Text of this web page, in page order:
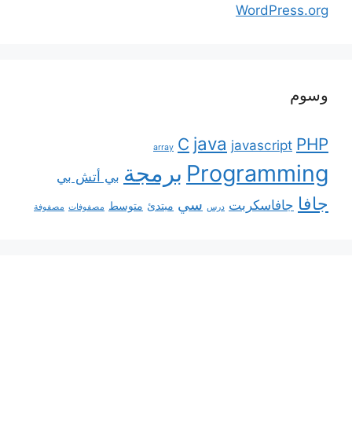
WordPress.org
وسوم
array C java javascript PHP
Programming برمجة بي أتش بي
جافا جافاسكربت درس سي مبتدئ متوسط مصفوفات مصفوفة